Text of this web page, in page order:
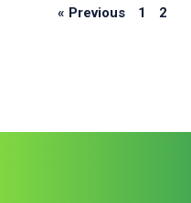
« Previous Page
1 Page
2